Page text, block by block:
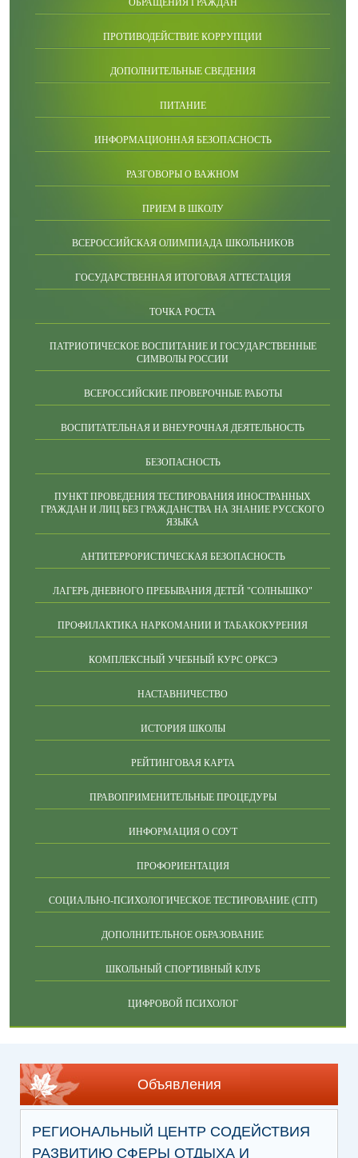
ОБРАЩЕНИЯ ГРАЖДАН
ПРОТИВОДЕЙСТВИЕ КОРРУПЦИИ
ДОПОЛНИТЕЛЬНЫЕ СВЕДЕНИЯ
ПИТАНИЕ
ИНФОРМАЦИОННАЯ БЕЗОПАСНОСТЬ
РАЗГОВОРЫ О ВАЖНОМ
ПРИЕМ В ШКОЛУ
ВСЕРОССИЙСКАЯ ОЛИМПИАДА ШКОЛЬНИКОВ
ГОСУДАРСТВЕННАЯ ИТОГОВАЯ АТТЕСТАЦИЯ
ТОЧКА РОСТА
ПАТРИОТИЧЕСКОЕ ВОСПИТАНИЕ И ГОСУДАРСТВЕННЫЕ
СИМВОЛЫ РОССИИ
ВСЕРОССИЙСКИЕ ПРОВЕРОЧНЫЕ РАБОТЫ
ВОСПИТАТЕЛЬНАЯ И ВНЕУРОЧНАЯ ДЕЯТЕЛЬНОСТЬ
БЕЗОПАСНОСТЬ
ПУНКТ ПРОВЕДЕНИЯ ТЕСТИРОВАНИЯ ИНОСТРАННЫХ
ГРАЖДАН И ЛИЦ БЕЗ ГРАЖДАНСТВА НА ЗНАНИЕ РУССКОГО
ЯЗЫКА
АНТИТЕРРОРИСТИЧЕСКАЯ БЕЗОПАСНОСТЬ
ЛАГЕРЬ ДНЕВНОГО ПРЕБЫВАНИЯ ДЕТЕЙ "СОЛНЫШКО"
ПРОФИЛАКТИКА НАРКОМАНИИ И ТАБАКОКУРЕНИЯ
КОМПЛЕКСНЫЙ УЧЕБНЫЙ КУРС ОРКСЭ
НАСТАВНИЧЕСТВО
ИСТОРИЯ ШКОЛЫ
РЕЙТИНГОВАЯ КАРТА
ПРАВОПРИМЕНИТЕЛЬНЫЕ ПРОЦЕДУРЫ
ИНФОРМАЦИЯ О СОУТ
ПРОФОРИЕНТАЦИЯ
СОЦИАЛЬНО-ПСИХОЛОГИЧЕСКОЕ ТЕСТИРОВАНИЕ (СПТ)
ДОПОЛНИТЕЛЬНОЕ ОБРАЗОВАНИЕ
ШКОЛЬНЫЙ СПОРТИВНЫЙ КЛУБ
ЦИФРОВОЙ ПСИХОЛОГ
Объявления
РЕГИОНАЛЬНЫЙ ЦЕНТР СОДЕЙСТВИЯ
РАЗВИТИЮ СФЕРЫ ОТДЫХА И